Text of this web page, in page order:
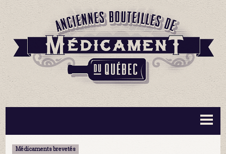
BOUTEILLES ▼
Médicaments brevetés